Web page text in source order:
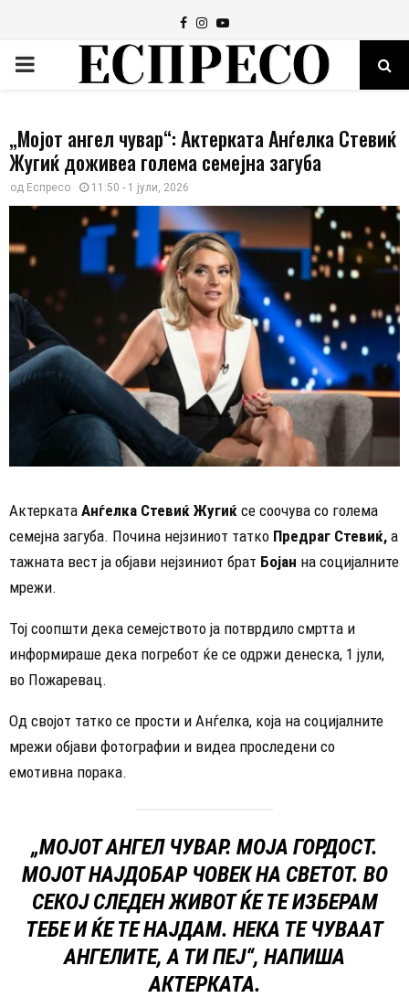
Facebook
Instagram
Youtube
PRIMARY
„Мојот ангел чувар“: Актерката Анѓелка Стевиќ
Жугиќ доживеа голема семејна загуба
од Еспресо 11:50 - 1 јули, 2026
Актерката Анѓелка Стевиќ Жугиќ се соочува со голема
семејна загуба. Почина нејзиниот татко Предраг Стевиќ, а
тажната вест ја објави нејзиниот брат Бојан на социјалните
мрежи.
Тој соопшти дека семејството ја потврдило смртта и
информираше дека погребот ќе се одржи денеска, 1 јули,
во Пожаревац.
Од својот татко се прости и Анѓелка, која на социјалните
мрежи објави фотографии и видеа проследени со
емотивна порака.
„МОЈОТ АНГЕЛ ЧУВАР. МОЈА ГОРДОСТ.
МОЈОТ НАЈДОБАР ЧОВЕК НА СВЕТОТ. ВО
СЕКОЈ СЛЕДЕН ЖИВОТ ЌЕ ТЕ ИЗБЕРАМ
ТЕБЕ И ЌЕ ТЕ НАЈДАМ. НЕКА ТЕ ЧУВААТ
АНГЕЛИТЕ, А ТИ ПЕЈ“, НАПИША
АКТЕРКАТА.